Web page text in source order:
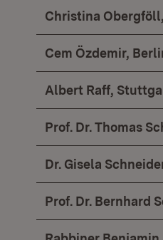
Christina
Cem Özdemir,
Albert Raff,
Prof. Dr. Thomas
Dr. Gisela
Prof. Dr. Bernhard